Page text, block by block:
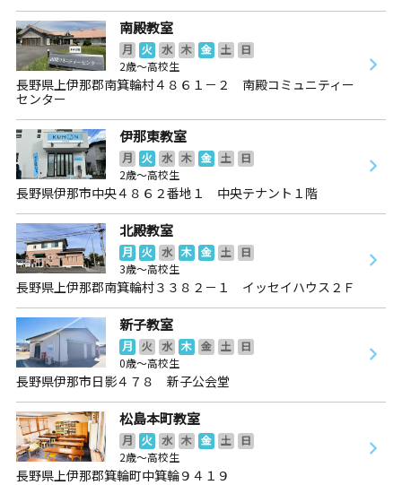
南殿教室
月 火 水 木 金 土
日
2歳～高校生
長野県上伊那郡南箕輪村４８６１－２ 南殿コミュニティー
センター
伊那東教室
月 火 水 木 金 土
日
2歳～高校生
長野県伊那市中央４８６２番地１ 中央テナント１階
北殿教室
月 火 水 木 金 土
日
3歳～高校生
長野県上伊那郡南箕輪村３３８２－１ イッセイハウス２Ｆ
新子教室
月 火 水 木 金 土
日
0歳～高校生
長野県伊那市日影４７８ 新子公会堂
松島本町教室
月 火 水 木 金 土
日
2歳～高校生
長野県上伊那郡箕輪町中箕輪９４１９